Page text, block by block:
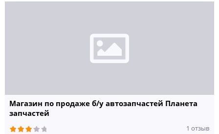
Магазин по продаже б/у автозапчастей Планета
запчастей
1 отзыв